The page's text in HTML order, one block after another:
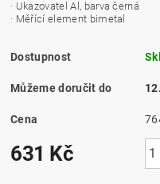
· Ukazovatel Al, barva černá
· Měřící element bimetal
Dostupnost
Můžeme doručit do
Cena
631 Kč